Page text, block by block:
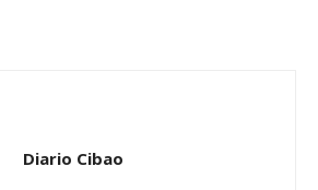
Diario Cibao